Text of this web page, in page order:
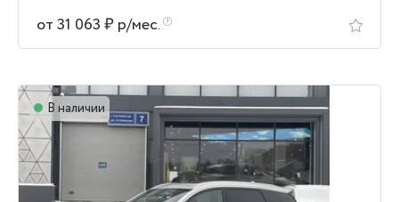
от 31 063 ₽ р/мес.
В наличии